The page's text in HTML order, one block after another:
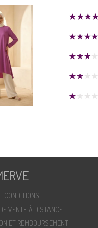
CONDITIONS
VENTE À DISTANCE
ET REMBOURSEMENT